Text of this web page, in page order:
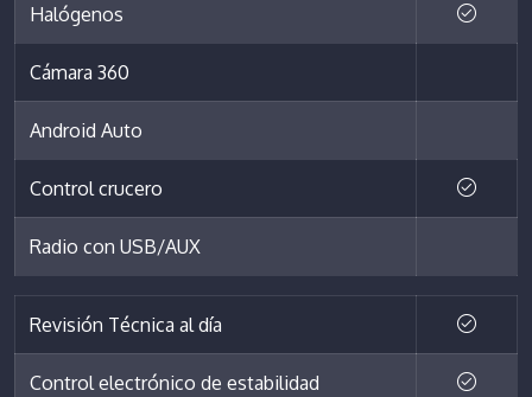
Halógenos
Cámara 360
Android Auto
Control crucero
Radio con USB/AUX
Revisión Técnica al día
Control electrónico de estabilidad